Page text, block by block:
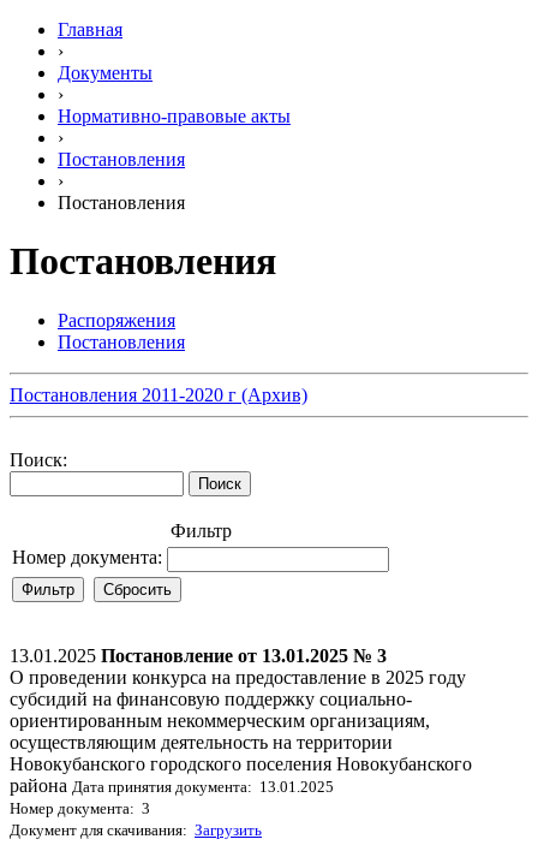
Главная
›
Документы
›
Нормативно-правовые акты
›
Постановления
›
Постановления
Постановления
Распоряжения
Постановления
Постановления 2011-2020 г (Архив)
Поиск:
Фильтр
Номер документа:
13.01.2025 Постановление от 13.01.2025 № 3
О проведении конкурса на предоставление в 2025 году
субсидий на финансовую поддержку социально-
ориентированным некоммерческим организациям,
осуществляющим деятельность на территории
Новокубанского городского поселения Новокубанского
района Дата принятия документа: 13.01.2025
Номер документа: 3
Документ для скачивания: Загрузить